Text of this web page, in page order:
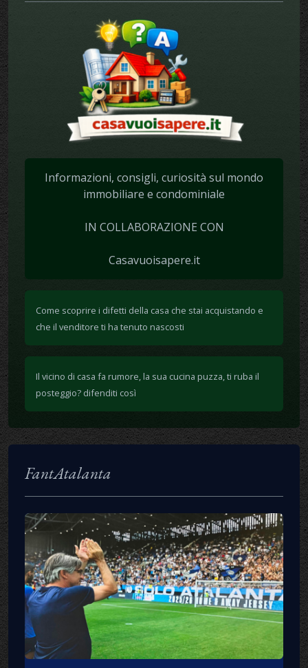
Informazioni, consigli, curiosità sul mondo
immobiliare e condominiale
IN COLLABORAZIONE CON
Casavuoisapere.it
Come scoprire i difetti della casa che stai acquistando e
che il venditore ti ha tenuto nascosti
Il vicino di casa fa rumore, la sua cucina puzza, ti ruba il
posteggio? difenditi così
FantAtalanta